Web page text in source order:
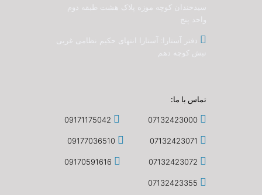
سیدخندان کوچه موزه پلاک هشت طبقه دوم
واحد پنج
دفتر آستارا: آستارا انتهای حکیم نظامی غربی
نبش کوچه دهم
تماس با ما: